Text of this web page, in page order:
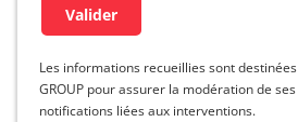
Les informations recueillies sont destinées
GROUP pour assurer la modération de
notifications liées aux interventions.